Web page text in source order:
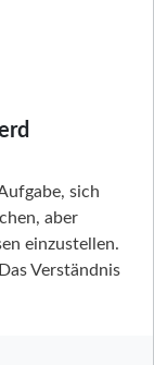
sich
aber
einzustellen.
Verständnis